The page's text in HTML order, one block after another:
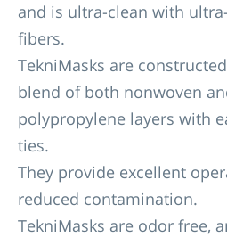
and is ultra-clean with
fibers.
TekniMasks are
blend of both nonwoven
polypropylene layers with
ties.
They provide excellent
reduced contamination.
TekniMasks are odor free,